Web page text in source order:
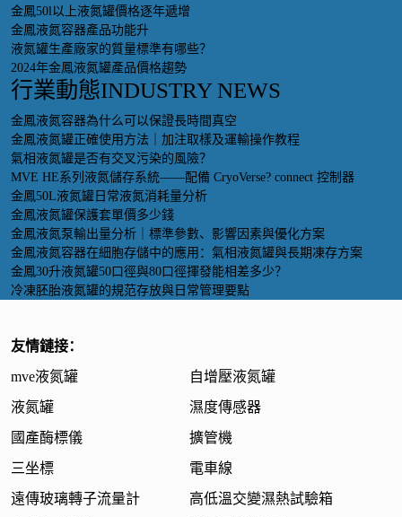
金鳳50l以上液氮罐價格逐年遞增
金鳳液氮容器產品功能升
液氮罐生產廠家的質量標準有哪些？
2024年金鳳液氮罐產品價格趨勢
行業動態INDUSTRY NEWS
金鳳液氮容器為什么可以保證長時間真空
金鳳液氮罐正確使用方法｜加注取樣及運輸操作教程
氣相液氮罐是否有交叉污染的風險？
MVE HE系列液氮儲存系統——配備 CryoVerse? connect 控制器
金鳳50L液氮罐日常液氮消耗量分析
金鳳液氮罐保護套單價多少錢
金鳳液氮泵輸出量分析｜標準參數、影響因素與優化方案
金鳳液氮容器在細胞存儲中的應用：氣相液氮罐與長期凍存方案
金鳳30升液氮罐50口徑與80口徑揮發能相差多少？
冷凍胚胎液氮罐的規范存放與日常管理要點
友情鏈接：
mve液氮罐
自增壓液氮罐
液氮罐
濕度傳感器
國產酶標儀
擴管機
三坐標
電車線
遠傳玻璃轉子流量計
高低溫交變濕熱試驗箱